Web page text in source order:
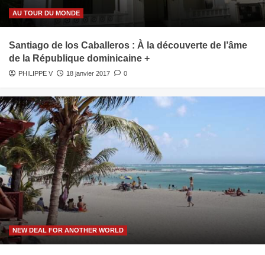
AU TOUR DU MONDE
Santiago de los Caballeros : À la découverte de l’âme
de la République dominicaine +
PHILIPPE V 18 janvier 2017 0
NEW DEAL FOR ANOTHER WORLD